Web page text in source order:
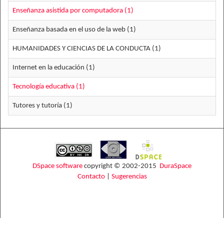
Enseñanza asistida por computadora (1)
Enseñanza basada en el uso de la web (1)
HUMANIDADES Y CIENCIAS DE LA CONDUCTA (1)
Internet en la educación (1)
Tecnología educativa (1)
Tutores y tutoría (1)
DSpace software copyright © 2002-2015 DuraSpace
Contacto| Sugerencias